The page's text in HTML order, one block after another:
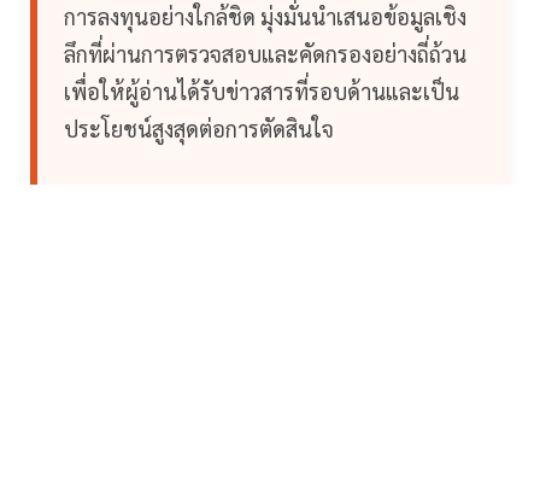
การลงทุนอย่างใกล้ชิด มุ่งมั่นนำเสนอข้อมูลเชิง
ลึกที่ผ่านการตรวจสอบและคัดกรองอย่างถี่ถ้วน
เพื่อให้ผู้อ่านได้รับข่าวสารที่รอบด้านและเป็น
ประโยชน์สูงสุดต่อการตัดสินใจ